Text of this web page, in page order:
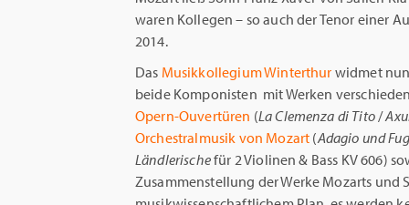
waren Kollegen – so auch der Tenor einer
2014.
Das Musikkollegium Winterthur widmet
beide Komponisten mit Werken
Opern-Ouvertüren (La Clemenza di Tito/
Orchestralmusik von Mozart (Adagio und
Ländlerischefür 2 Violinen & Bass KV 606)
Zusammenstellung der Werke Mozarts und